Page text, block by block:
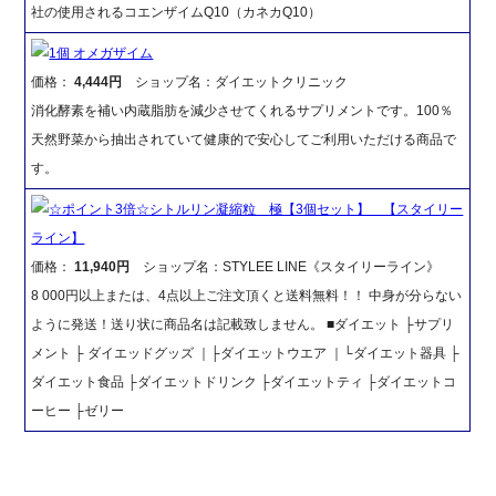
社の使用されるコエンザイムQ10（カネカQ10）
1個 オメガザイム
価格：4,444円
ショップ名：ダイエットクリニック
消化酵素を補い内蔵脂肪を減少させてくれるサプリメントです。100％
天然野菜から抽出されていて健康的で安心してご利用いただける商品で
す。
☆ポイント3倍☆シトルリン凝縮粒 極【3個セット】 【スタイリー
ライン】
価格：11,940円
ショップ名：STYLEE LINE《スタイリーライン》
8 000円以上または、4点以上ご注文頂くと送料無料！！ 中身が分らない
ように発送！送り状に商品名は記載致しません。 ■ダイエット ├サプリ
メント ├ ダイエッドグッズ ｜├ダイエットウエア ｜└ダイエット器具 ├
ダイエット食品 ├ダイエットドリンク ├ダイエットティ ├ダイエットコ
ーヒー ├ゼリー